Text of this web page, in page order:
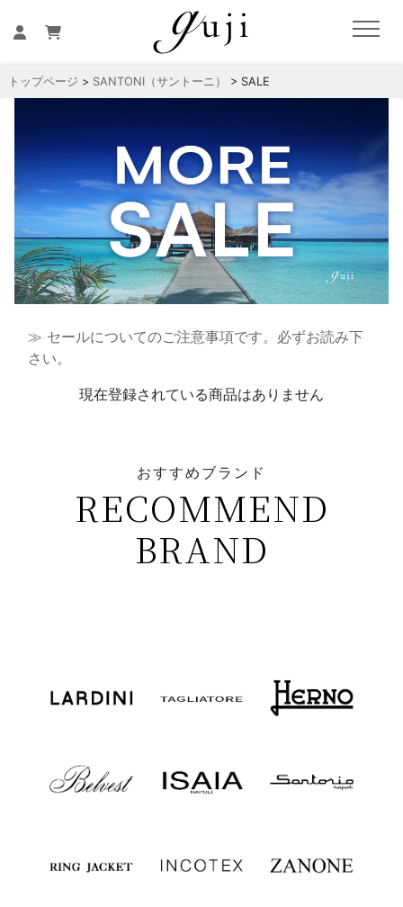
トップページ > SANTONI（サントーニ） > SALE
≫ セールについてのご注意事項です。必ずお読み下
さい。
現在登録されている商品はありません
おすすめブランド
RECOMMEND
BRAND